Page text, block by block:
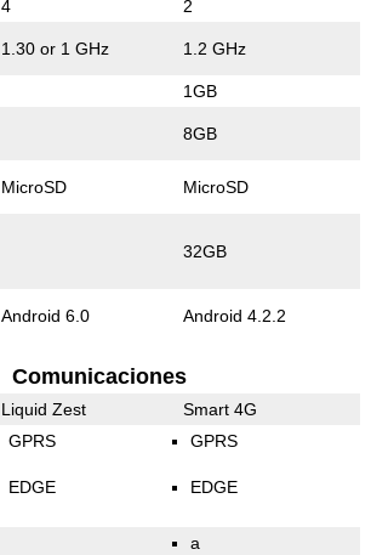
4 2
1.30 or 1 GHz 1.2 GHz
1GB
8GB
MicroSD MicroSD
32GB
Android 6.0 Android 4.2.2
Comunicaciones
Liquid Zest Smart 4G
GPRS
EDGE
GPRS
EDGE
a